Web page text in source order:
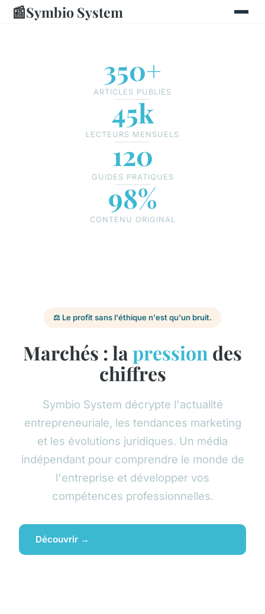
📰Symbio System
350+
ARTICLES PUBLIÉS
45k
LECTEURS MENSUELS
120
GUIDES PRATIQUES
98%
CONTENU ORIGINAL
⚖️ Le profit sans l'éthique n'est qu'un bruit.
Marchés : lapression des
chiffres
Symbio System décrypte l'actualité
entrepreneuriale, les tendances marketing
et les évolutions juridiques. Un média
indépendant pour comprendre le monde de
l'entreprise et développer vos
compétences professionnelles.
Découvrir →